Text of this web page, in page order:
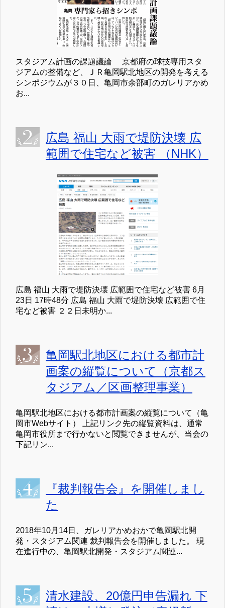
スタジアム計画の課題議論 京都府の球技専用スタ
ジアムの整備など、ＪＲ亀岡駅北地区の開発を考える
シンポジウムが３０日、亀岡市余部町のガレリアかめ
お...
広島 福山 大雨で堤防決壊 広
範囲で住宅など被害 （NHK）
広島 福山 大雨で堤防決壊 広範囲で住宅など被害 6月
23日 17時48分 広島 福山 大雨で堤防決壊 広範囲で住
宅など被害 ２２日未明か...
亀岡駅北地区における都市計
画案の縦覧について（京都ス
タジアム／区画整理事業）
亀岡駅北地区における都市計画案の縦覧について（亀
岡市Webサイト） 上記リンク先の縦覧資料は、通常
亀岡市役所まで行かないと閲覧できませんが、当会の
下記リン...
『裁判報告会』を開催しまし
た
2018年10月14日、ガレリアかめおかで亀岡駅北開
発・スタジアム関連 裁判報告会を開催しました。 現
在進行中の、亀岡駅北開発・スタジアム関連...
清水建設、20億円申告漏れ 下